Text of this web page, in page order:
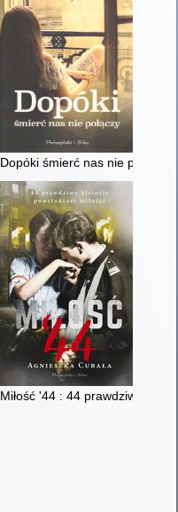
Dopóki śmierć nas nie połączy
Miłość '44 : 44 prawdziwe